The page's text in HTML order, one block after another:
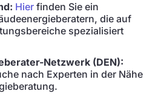
Hier finden Sie ein
die auf
spezialisiert
Netzwerk (DEN):
nach Experten in der Nähe